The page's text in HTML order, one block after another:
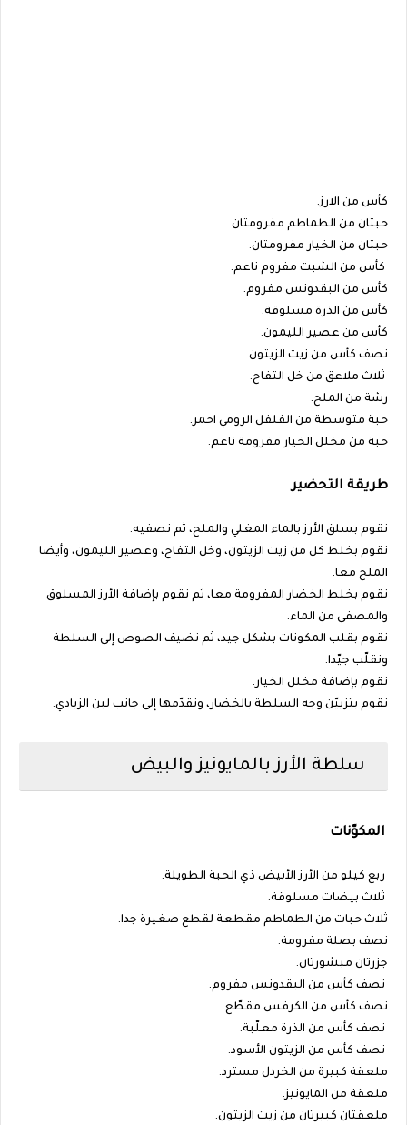
كأس من الارز.
حبتان من الطماطم مفرومتان.
حبتان من الخيار مفرومتان.
كأس من الشبت مفروم ناعم.
كأس من البقدونس مفروم.
كأس من الذرة مسلوقة.
كأس من عصير الليمون.
نصف كأس من زيت الزيتون.
ثلاث ملاعق من خل التفاح.
رشة من الملح.
حبة متوسطة من الفلفل الرومي احمر.
حبة من مخلل الخيار مفرومة ناعم.
طريقة التحضير
نقوم بسلق الأرز بالماء المغلي والملح، ثم نصفيه.
نقوم بخلط كل من زيت الزيتون، وخل التفاح، وعصير الليمون، وأيضا
الملح معا.
نقوم بخلط الخضار المفرومة معا، ثم نقوم بإضافة الأرز المسلوق
والمصفى من الماء.
نقوم بقلب المكونات بشكل جيد، ثم نضيف الصوص إلى السلطة
ونقلّب جيّدا.
نقوم بإضافة مخلل الخيار.
نقوم بتزييّن وجه السلطة بالخضار، ونقدّمها إلى جانب لبن الزبادي.
سلطة الأرز بالمايونيز والبيض
المكوّنات
ربع كيلو من الأرز الأبيض ذي الحبة الطويلة.
ثلاث بيضات مسلوقة.
ثلاث حبات من الطماطم مقطعة لقطع صغيرة جدا.
نصف بصلة مفرومة.
جزرتان مبشورتان.
نصف كأس من البقدونس مفروم.
نصف كأس من الكرفس مقطّع.
نصف كأس من الذرة معلّبة.
نصف كأس من الزيتون الأسود.
ملعقة كبيرة من الخردل مسترد.
ملعقة من المايونيز.
ملعقتان كبيرتان من زيت الزيتون.